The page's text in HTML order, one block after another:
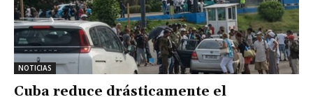
NOTICIAS
Cuba reduce drásticamente el